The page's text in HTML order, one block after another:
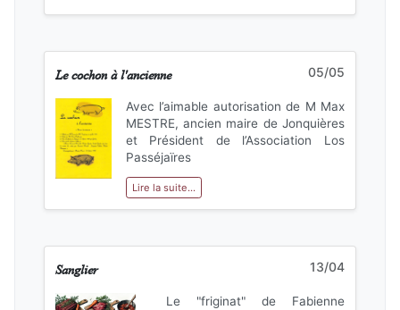
Le cochon à l'ancienne 05/05
Avec l’aimable autorisation de M Max
MESTRE, ancien maire de Jonquières
et Président de l’Association Los
Passéjaïres
Lire la suite...
Sanglier 13/04
Le "friginat" de Fabienne